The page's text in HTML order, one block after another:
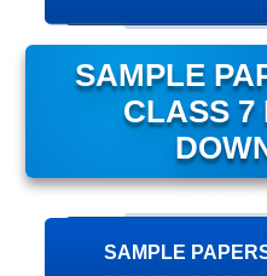
SAMPLE
CLASS 7
SAMPLE